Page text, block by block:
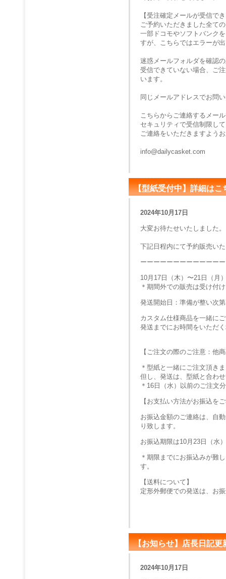
【受注確定メールが受信で
ご予約いただきました全て
一部ドコモやソフトバンク
すが、こちらではエラーが
迷惑メールフォルダを確認
受信できていない場合、ご
います。
同じメールアドレスでお問
こちらからご連絡するメー
セキュリティで受信制限し
ご連絡をいただきますよう
info@dailycasket.com
【型紙受付中】詳細はこ
2024年10月17日
大変お待たせいたしました。
下記日程内にて予約販売い
ーーーーーーーーーーーー
10月17日（木）〜21日（月
＊期間外での販売は受け付
発送開始日：準備が整い次
カスタム仕様商品を一緒に
発送までにお時間をいただ
【ご注文の際のご注意：他
＊型紙と一緒にご注文頂き
但し、発送は、型紙と合わ
＊16日（水）以前のご注文
【お支払い方法がお振込を
お振込金額のご連絡は、自
り致します。
お振込期限は10月23日（水
＊期限までにお振込みが難
す。
【送料について】
定形外郵便での発送は、お
【お知らせ】店長日記更
2024年10月17日